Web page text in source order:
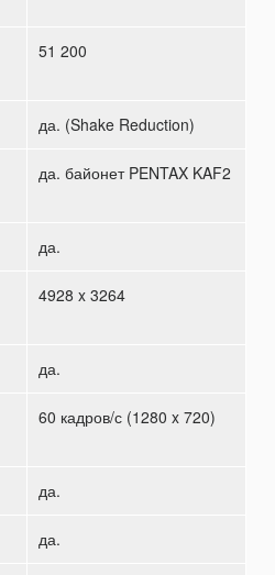
51 200
да. (Shake Reduction)
да. байонет PENTAX KAF2
да.
4928 x 3264
да.
60 кадров/с (1280 x 720)
да.
да.